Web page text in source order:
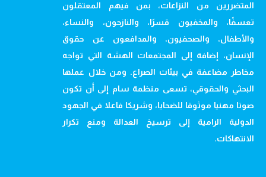
المتضررين من النزاعات، بمن فيهم المعتقلون
تعسفًا، والمخفيون قسرًا، والنازحون، والنساء،
والأطفال، والصحفيون، والمدافعون عن حقوق
الإنسان، إضافة إلى المجتمعات الهشة التي تواجه
مخاطر مضاعفة في بيئات الصراع. ومن خلال عملها
البحثي والحقوقي، تسعى منظمة سام إلى أن تكون
صوتا مهنيا موثوقا للضحايا، وشريكا فاعلا في الجهود
الدولية الرامية إلى ترسيخ العدالة ومنع تكرار
الانتهاكات.